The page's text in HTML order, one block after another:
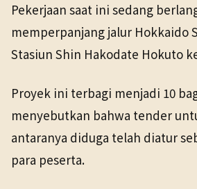
Pekerjaan saat ini sedang
memperpanjang jalur Hokkaido
Stasiun Shin Hakodate Hokuto
Proyek ini terbagi menjadi 10
menyebutkan bahwa tender
antaranya diduga telah diatur
para peserta.